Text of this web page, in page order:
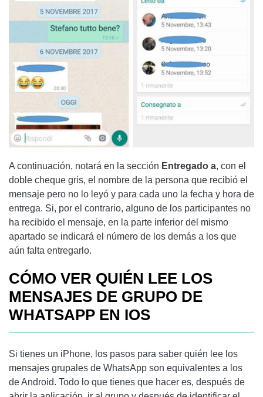
A continuación, notará en la sección Entregado a, con el
doble cheque gris, el nombre de la persona que recibió el
mensaje pero no lo leyó y para cada uno la fecha y hora de
entrega. Si, por el contrario, alguno de los participantes no
ha recibido el mensaje, en la parte inferior del mismo
apartado se indicará el número de los demás a los que
aún falta entregarlo.
CÓMO VER QUIÉN LEE LOS
MENSAJES DE GRUPO DE
WHATSAPP EN IOS
Si tienes un iPhone, los pasos para saber quién lee los
mensajes grupales de WhatsApp son equivalentes a los
de Android. Todo lo que tienes que hacer es, después de